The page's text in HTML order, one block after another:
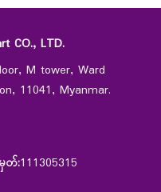
CO., LTD.
M tower, Ward
11041, Myanmar.
တ်:111305315